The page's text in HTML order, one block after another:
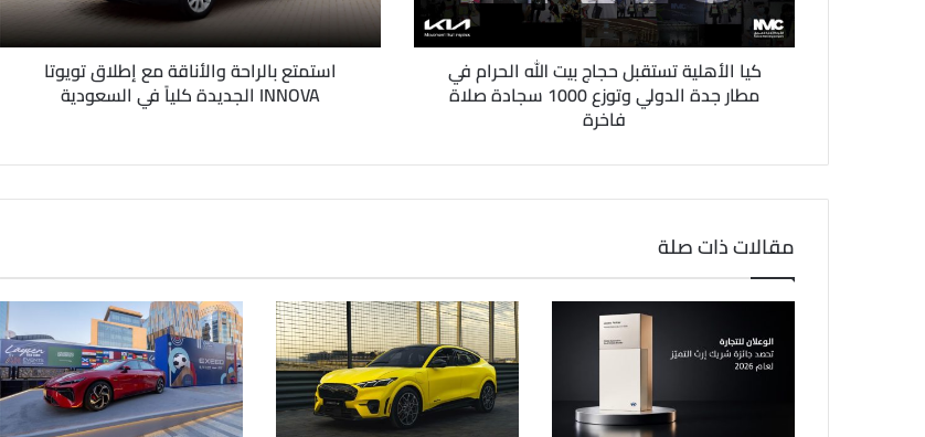
و
ن
كيا الأهلية تستقبل حجاج بيت الله الحرام في
مطار جدة الدولي وتوزع 1000 سجادة صلاة
فاخرة
استمتع بالراحة والأناقة مع إطلاق تويوتا
INNOVA الجديدة كلياً في السعودية
مقالات ذات صلة